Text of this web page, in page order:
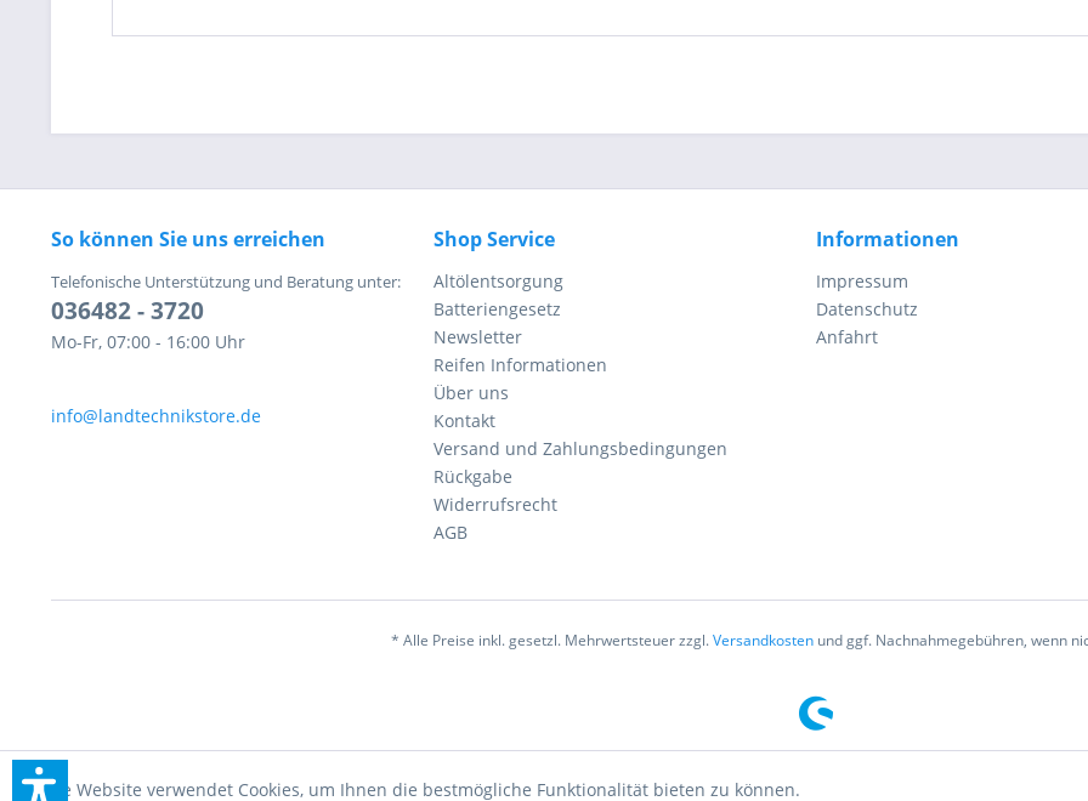
So können Sie uns erreichen
Telefonische Unterstützung und Beratung unter:
036482 - 3720
Mo-Fr, 07:00 - 16:00 Uhr
info@landtechnikstore.de
Shop Service
Altölentsorgung
Batteriengesetz
Newsletter
Reifen Informationen
Über uns
Kontakt
Versand und Zahlungsbedingungen
Rückgabe
Widerrufsrecht
AGB
Informationen
Impressum
Datenschutz
Anfahrt
* Alle Preise inkl. gesetzl. Mehrwertsteuer zzgl.Versandkostenund ggf. Nachnahmegebühren, wenn
Diese Website verwendet Cookies, um Ihnen die bestmögliche Funktionalität bieten zu können.